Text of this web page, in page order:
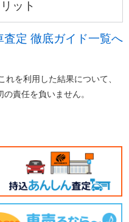
ット
査定 徹底ガイド一覧へ
を利用した結果について、
責任を負いません。